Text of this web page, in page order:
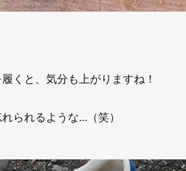
くと、気分も上がりますね！
られるような...（笑）